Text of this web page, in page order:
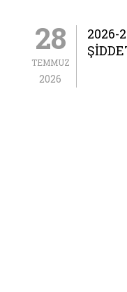
28
TEMMUZ
2026
2026-